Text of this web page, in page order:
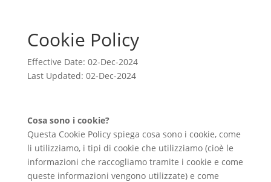
Cookie Policy
Effective Date: 02-Dec-2024
Last Updated: 02-Dec-2024
Cosa sono i cookie?
Questa Cookie Policy spiega cosa sono i cookie, come
li utilizziamo, i tipi di cookie che utilizziamo (cioè le
informazioni che raccogliamo tramite i cookie e come
queste informazioni vengono utilizzate) e come